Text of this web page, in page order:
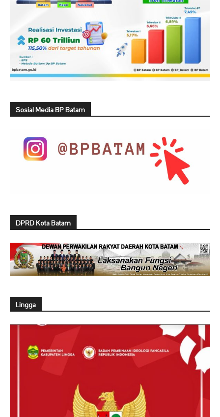
Sosial Media BP Batam
DPRD Kota Batam
Lingga